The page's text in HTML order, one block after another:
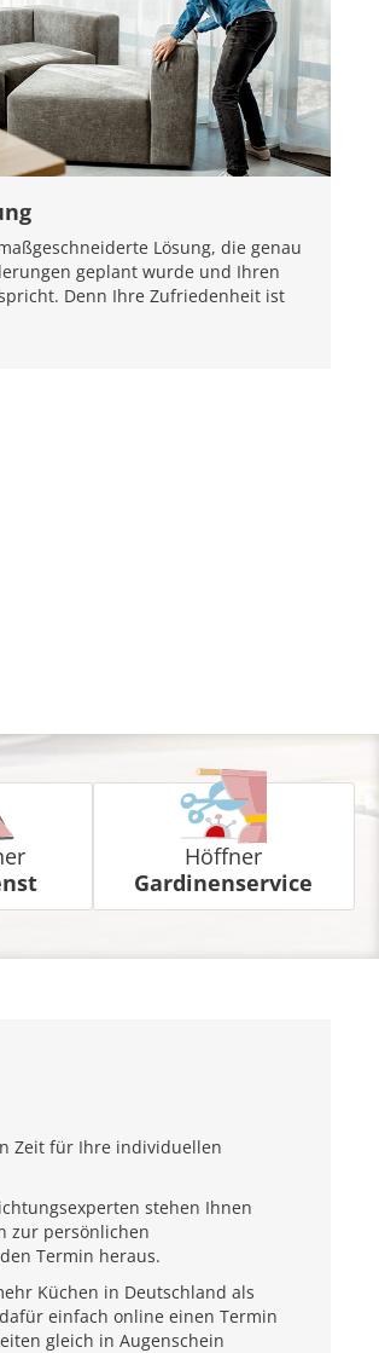
Lösung, die genau
geplant wurde und Ihren
Denn Ihre Zufriedenheit ist
Höffner
Gardinenservice
Zeit für Ihre individuellen
stehen Ihnen
zur persönlichen
Termin heraus.
Küchen in Deutschland als
einfach online einen Termin
gleich in Augenschein